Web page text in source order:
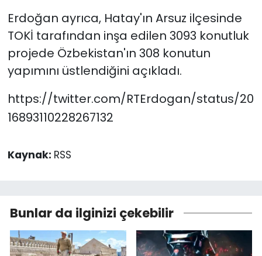
Erdoğan ayrıca, Hatay'ın Arsuz ilçesinde
TOKİ tarafından inşa edilen 3093 konutluk
projede Özbekistan'ın 308 konutun
yapımını üstlendiğini açıkladı.
https://twitter.com/RTErdogan/status/20
16893110228267132
Kaynak: RSS
Bunlar da ilginizi çekebilir